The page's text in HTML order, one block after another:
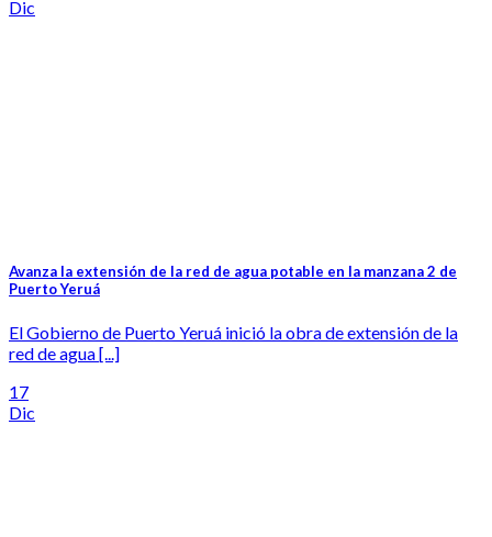
Dic
Avanza la extensión de la red de agua potable en la manzana 2 de
Puerto Yeruá
El Gobierno de Puerto Yeruá inició la obra de extensión de la
red de agua [...]
17
Dic